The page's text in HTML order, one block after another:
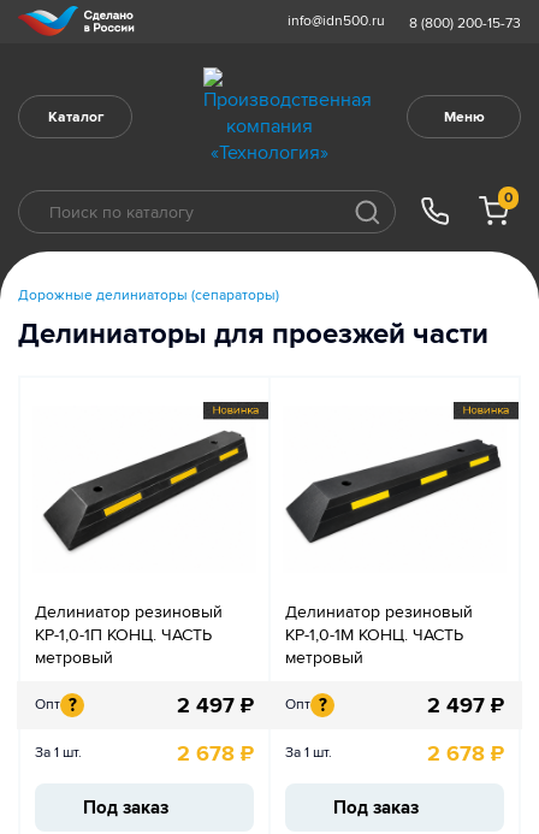
info@idn500.ru 8 (800) 200-15-73
Каталог Меню
0
Дорожные делиниаторы (сепараторы)
Делиниаторы для проезжей части
Делиниатор резиновый
КР-1,0-1П КОНЦ. ЧАСТЬ
метровый
Опт ? 2 497 ₽
За 1 шт. 2 678 ₽
Под заказ
Делиниатор резиновый
КР-1,0-1М КОНЦ. ЧАСТЬ
метровый
Опт ? 2 497 ₽
За 1 шт. 2 678 ₽
Под заказ